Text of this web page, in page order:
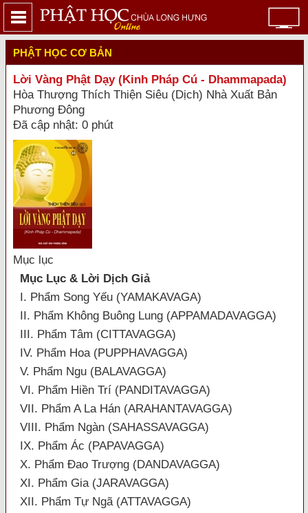
PHẬT HỌC CƠ BẢN
Lời Vàng Phật Dạy (Kinh Pháp Cú - Dhammapada)
Hòa Thượng Thích Thiện Siêu (Dịch) Nhà Xuất Bản
Phương Đông
Đã cập nhật: 0 phút
Mục lục
Mục Lục & Lời Dịch Giả
I. Phẩm Song Yếu (YAMAKAVAGA)
II. Phẩm Không Buông Lung (APPAMADAVAGGA)
III. Phẩm Tâm (CITTAVAGGA)
IV. Phẩm Hoa (PUPPHAVAGGA)
V. Phẩm Ngu (BALAVAGGA)
VI. Phẩm Hiền Trí (PANDITAVAGGA)
VII. Phẩm A La Hán (ARAHANTAVAGGA)
VIII. Phẩm Ngàn (SAHASSAVAGGA)
IX. Phẩm Ác (PAPAVAGGA)
X. Phẩm Đao Trượng (DANDAVAGGA)
XI. Phẩm Gia (JARAVAGGA)
XII. Phẩm Tự Ngã (ATTAVAGGA)